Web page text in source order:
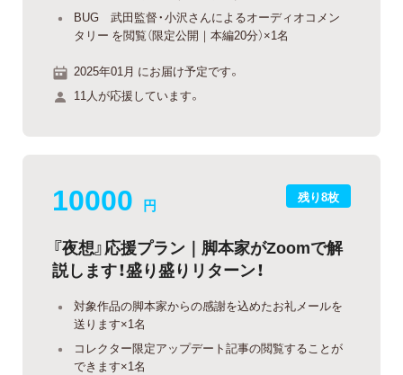
BUG 武田監督・小沢さんによるオーディオコメン
タリー を閲覧（限定公開｜本編20分）×1名
2025年01月 にお届け予定です。
11人が応援しています。
残り8枚
10000 円
『夜想』応援プラン｜脚本家がZoomで解
説します！盛り盛りリターン！
対象作品の脚本家からの感謝を込めたお礼メールを
送ります×1名
コレクター限定アップデート記事の閲覧することが
できます×1名